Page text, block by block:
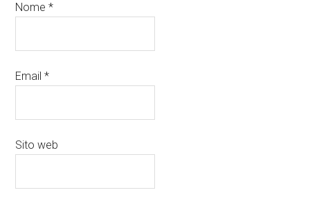
Nome*
Email*
Sito web